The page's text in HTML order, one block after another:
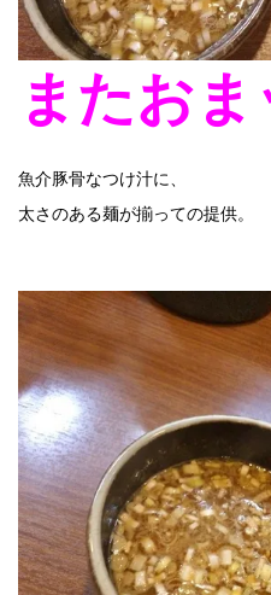
またおま
魚介豚骨なつけ汁に、
太さのある麺が揃っての提供。